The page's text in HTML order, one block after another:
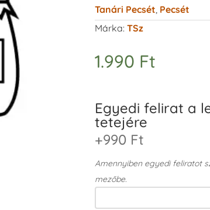
Tanári Pecsét Pecsét
Márka: TSz
1.990 Ft
Egyedi felirat a
tetejére
+990 Ft
Amennyiben egyedi feliratot
mezőbe.